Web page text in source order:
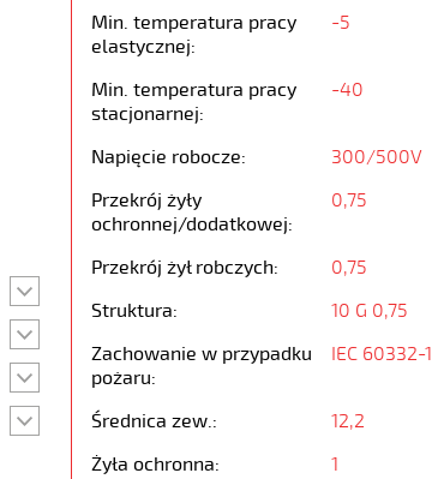
Min. temperatura pracy
elastycznej:
-5
Min. temperatura pracy
stacjonarnej:
-40
Napięcie robocze:
300/500V
Przekrój żyły
ochronnej/dodatkowej:
0,75
Przekrój żył robczych:
0,75
Struktura:
10 G 0,75
Zachowanie w przypadku
pożaru:
IEC 60332-1
Średnica zew.:
12,2
Żyła ochronna:
1